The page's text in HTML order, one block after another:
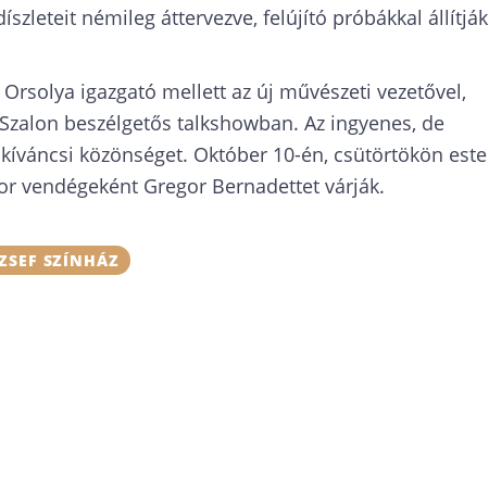
némileg áttervezve, felújító próbákkal állítják
igazgató mellett az új művészeti vezetővel,
beszélgetős talkshowban. Az ingyenes, de
közönséget. Október 10-én, csütörtökön este
vendégeként Gregor Bernadettet várják.
SZÍNHÁZ